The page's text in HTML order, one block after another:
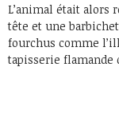
L’animal était alors
tête et une
fourchus comme
tapisserie flamande